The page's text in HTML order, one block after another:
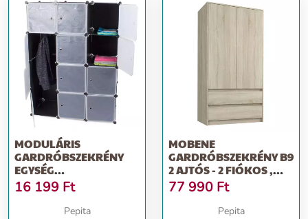
MODULÁRIS
GARDRÓBSZEKRÉNY
EGYSÉG
GARDRÓBSZEKRÉNY
SZEKRÉNY
16 199 Ft
Pepita
MOBENE
GARDRÓBSZEKRÉNY B9
2 AJTÓS - 2 FIÓKOS ,
SONOMA TÖLGY
77 990 Ft
Pepita